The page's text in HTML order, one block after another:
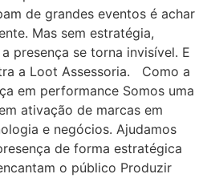
de grandes eventos é achar
Mas sem estratégia,
presença se torna invisível. E
a Loot Assessoria. Como a
em performance Somos uma
ativação de marcas em
e negócios. Ajudamos
de forma estratégica
o público Produzir